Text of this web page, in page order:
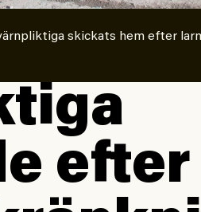
skickats hem efter
efter